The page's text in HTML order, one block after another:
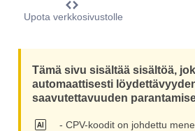
Upota verkkosivustolle
Tämä sivu sisältää sisältöä,
automaattisesti
saavutettavuuden
- CPV-koodit on johdettu